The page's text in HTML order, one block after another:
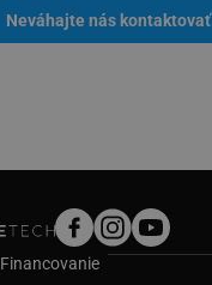
Neváhajte nás kontaktovať
Financovanie